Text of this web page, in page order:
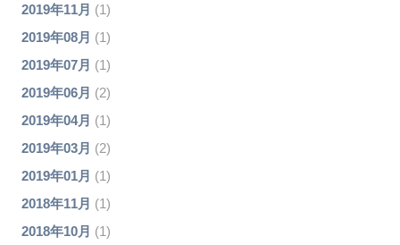
2019年11月 (1)
2019年08月 (1)
2019年07月 (1)
2019年06月 (2)
2019年04月 (1)
2019年03月 (2)
2019年01月 (1)
2018年11月 (1)
2018年10月 (1)